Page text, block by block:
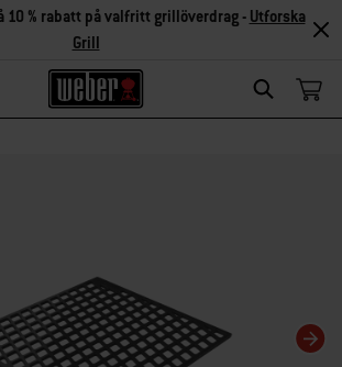
Search
10 % rabatt på valfritt grillöverdrag - Utforska
Grill